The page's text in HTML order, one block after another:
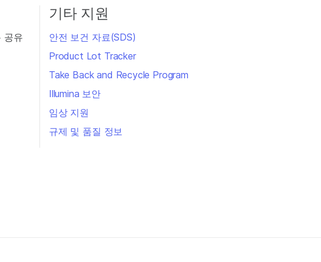
공유
기타 지원
안전 보건 자료(SDS)
Product Lot Tracker
Take Back and Recycle Program
Illumina 보안
임상 지원
규제 및 품질 정보